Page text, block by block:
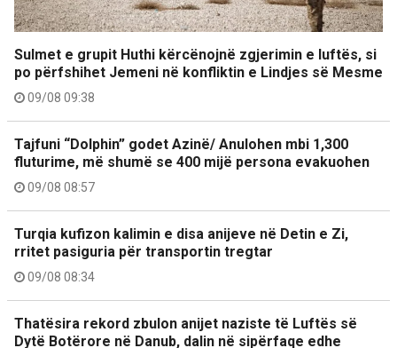
Sulmet e grupit Huthi kërcënojnë zgjerimin e luftës, si
po përfshihet Jemeni në konfliktin e Lindjes së Mesme
09/08 09:38
Tajfuni “Dolphin” godet Azinë/ Anulohen mbi 1,300
fluturime, më shumë se 400 mijë persona evakuohen
09/08 08:57
Turqia kufizon kalimin e disa anijeve në Detin e Zi,
rritet pasiguria për transportin tregtar
09/08 08:34
Thatësira rekord zbulon anijet naziste të Luftës së
Dytë Botërore në Danub, dalin në sipërfaqe edhe